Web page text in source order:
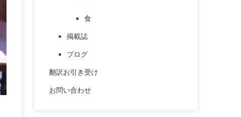
食
掲載誌
ブログ
翻訳お引き受け
お問い合わせ